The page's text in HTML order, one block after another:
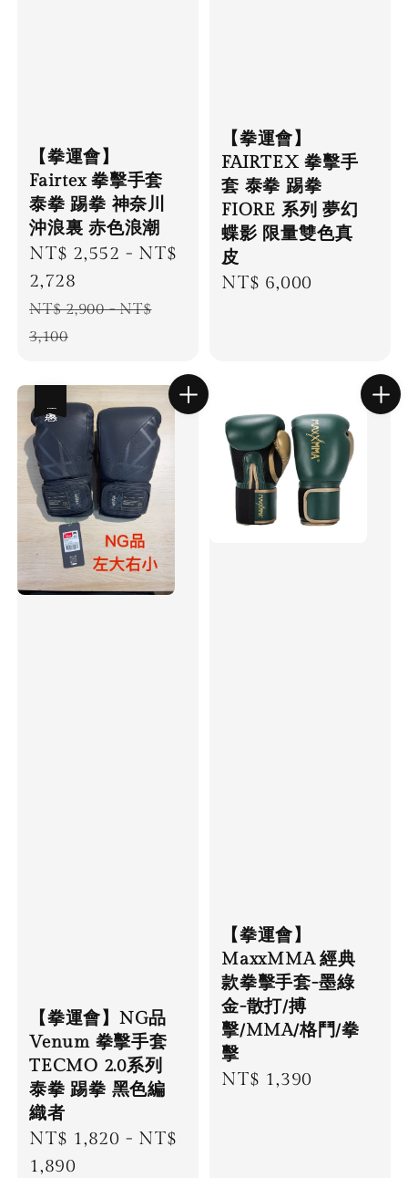
【拳運會】
Fairtex 拳擊手套
泰拳 踢拳 神奈川
沖浪裏 赤色浪潮
Sale
price
NT$ 2,552 - NT$
2,728
Regular
price
NT$ 2,900-NT$
3,100
【拳運會】
FAIRTEX 拳擊手
套 泰拳 踢拳
FIORE 系列 夢幻
蝶影 限量雙色真
皮
Regular
NT$ 6,000
【拳運會】NG品
Venum 拳擊手套
TECMO 2.0系列
泰拳 踢拳 黑色編
織者
Sale
price
NT$ 1,820 - NT$
1,890
【拳運會】
MaxxMMA 經典
款拳擊手套-墨綠
金-散打/搏
擊/MMA/格鬥/拳
擊
Regular
NT$ 1,390